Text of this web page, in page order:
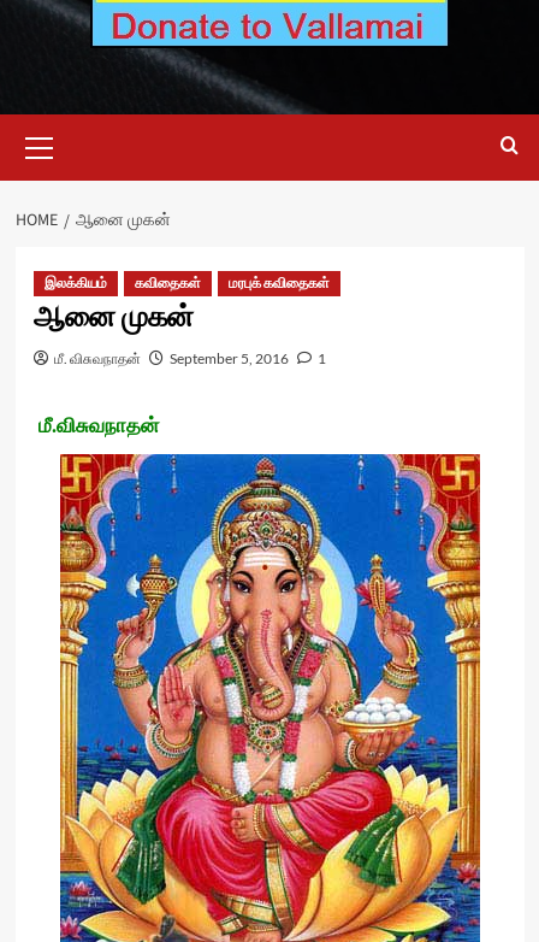
Menu
HOME ஆனை முகன்
இலக்கியம் கவிதைகள் மரபுக் கவிதைகள்
ஆனை முகன்
மீ. விசுவநாதன் September 5, 2016 1
மீ.விசுவநாதன்